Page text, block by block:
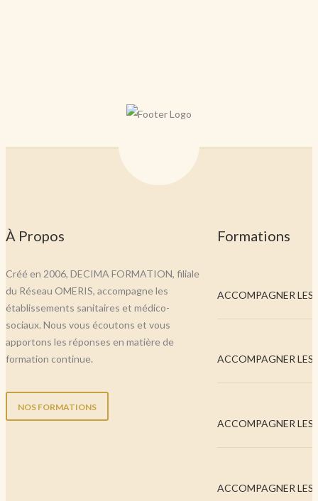
À Propos
Créé en 2006, DECIMA FORMATION, filiale
du Réseau OMERIS, accompagne les
établissements sanitaires et médico-
sociaux. Nous vous écoutons et vous
apportons les réponses en matière de
formation continue.
NOS FORMATIONS
Formations
ACCOMPAGNER
ACCOMPAGNER
ACCOMPAGNER
ACCOMPAGNER